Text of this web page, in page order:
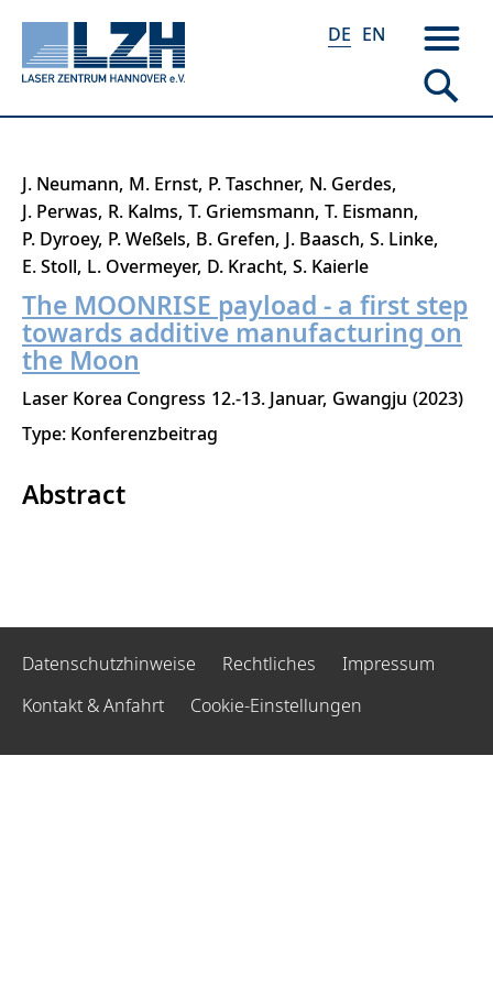
Direkt
zum
Inhalt
DE EN
J. Neumann M. Ernst P. Taschner N. Gerdes
J. Perwas R. Kalms T. Griemsmann T. Eismann
P. Dyroey P. Weßels B. Grefen J. Baasch S. Linke
E. Stoll L. Overmeyer D. Kracht S. Kaierle
The MOONRISE payload - a first step
towards additive manufacturing on
the Moon
Laser Korea Congress 12.-13. Januar Gwangju 2023
Type: Konferenzbeitrag
Abstract
Datenschutzhinweise Rechtliches
Impressum
Kontakt & Anfahrt
Cookie-Einstellungen